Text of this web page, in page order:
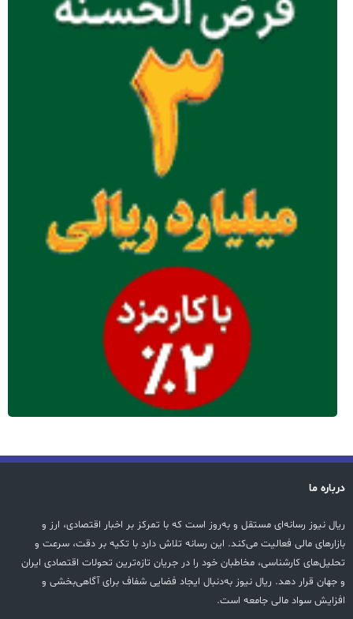
درباره ما
ریال نیوز رسانه‌ای مستقل و به‌روز است که با تمرکز بر اخبار اقتصادی، ارز و
بازارهای مالی فعالیت می‌کند. این رسانه تلاش دارد با تکیه بر دقت، سرعت و
تحلیل‌های کارشناسی، مخاطبان خود را در جریان تازه‌ترین تحولات اقتصادی ایران
و جهان قرار دهد. ریال نیوز به‌دنبال ایجاد فضایی شفاف برای آگاهی‌بخشی و
افزایش سواد مالی جامعه است.